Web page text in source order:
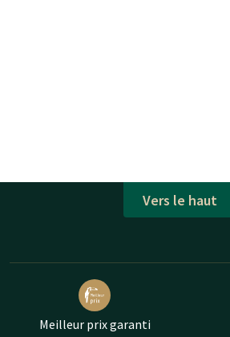
Vers le haut
Meilleur prix garanti